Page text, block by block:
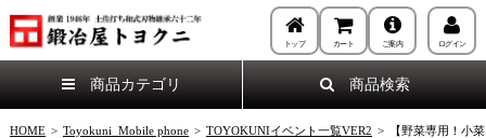
トップ カート ご案内 ログイン
商品カテゴリ 商品検索
HOME > Toyokuni_Mobile phone > TOYOKUNIイベント一覧VER2 >
【野菜専用！小菜